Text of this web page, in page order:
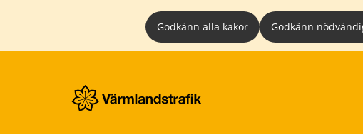
Godkänn alla kakor Godkänn